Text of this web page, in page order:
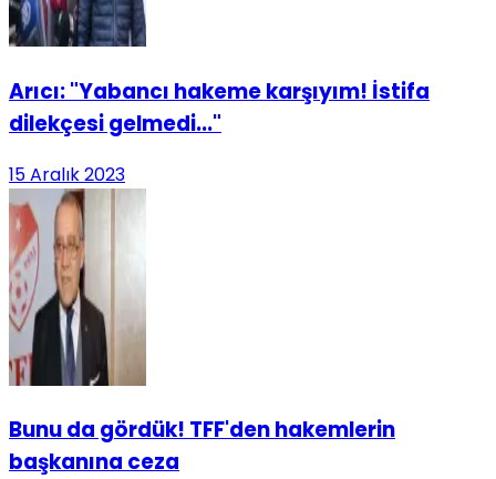
Arıcı: "Yabancı hakeme karşıyım! İstifa
dilekçesi gelmedi..."
15 Aralık 2023
Bunu da gördük! TFF'den hakemlerin
başkanına ceza